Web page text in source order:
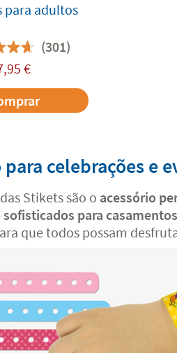
para adultos
(301)
€
celebrações e
Stikets são o acessório
para casamentos
que todos possam